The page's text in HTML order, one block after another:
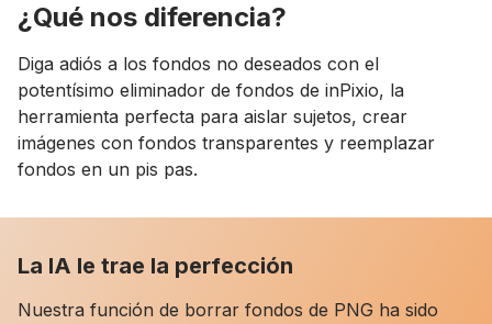
¿Qué nos diferencia?
Diga adiós a los fondos no deseados con el
potentísimo eliminador de fondos de inPixio, la
herramienta perfecta para aislar sujetos, crear
imágenes con fondos transparentes y reemplazar
fondos en un pis pas.
La IA le trae la perfección
Nuestra función de borrar fondos de PNG ha sido